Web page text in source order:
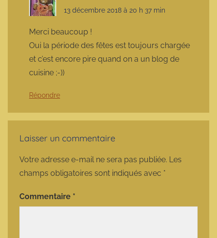
13 décembre 2018 à 20 h 37 min
Merci beaucoup !
Oui la période des fêtes est toujours chargée
et c’est encore pire quand on a un blog de
cuisine ;-))
Répondre
Laisser un commentaire
Votre adresse e-mail ne sera pas publiée. Les
champs obligatoires sont indiqués avec *
Commentaire *